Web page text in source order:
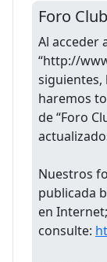
Foro
Al acceder
“http://
siguientes,
haremos
de “Foro
Nuestros
publicada
en
consulte: